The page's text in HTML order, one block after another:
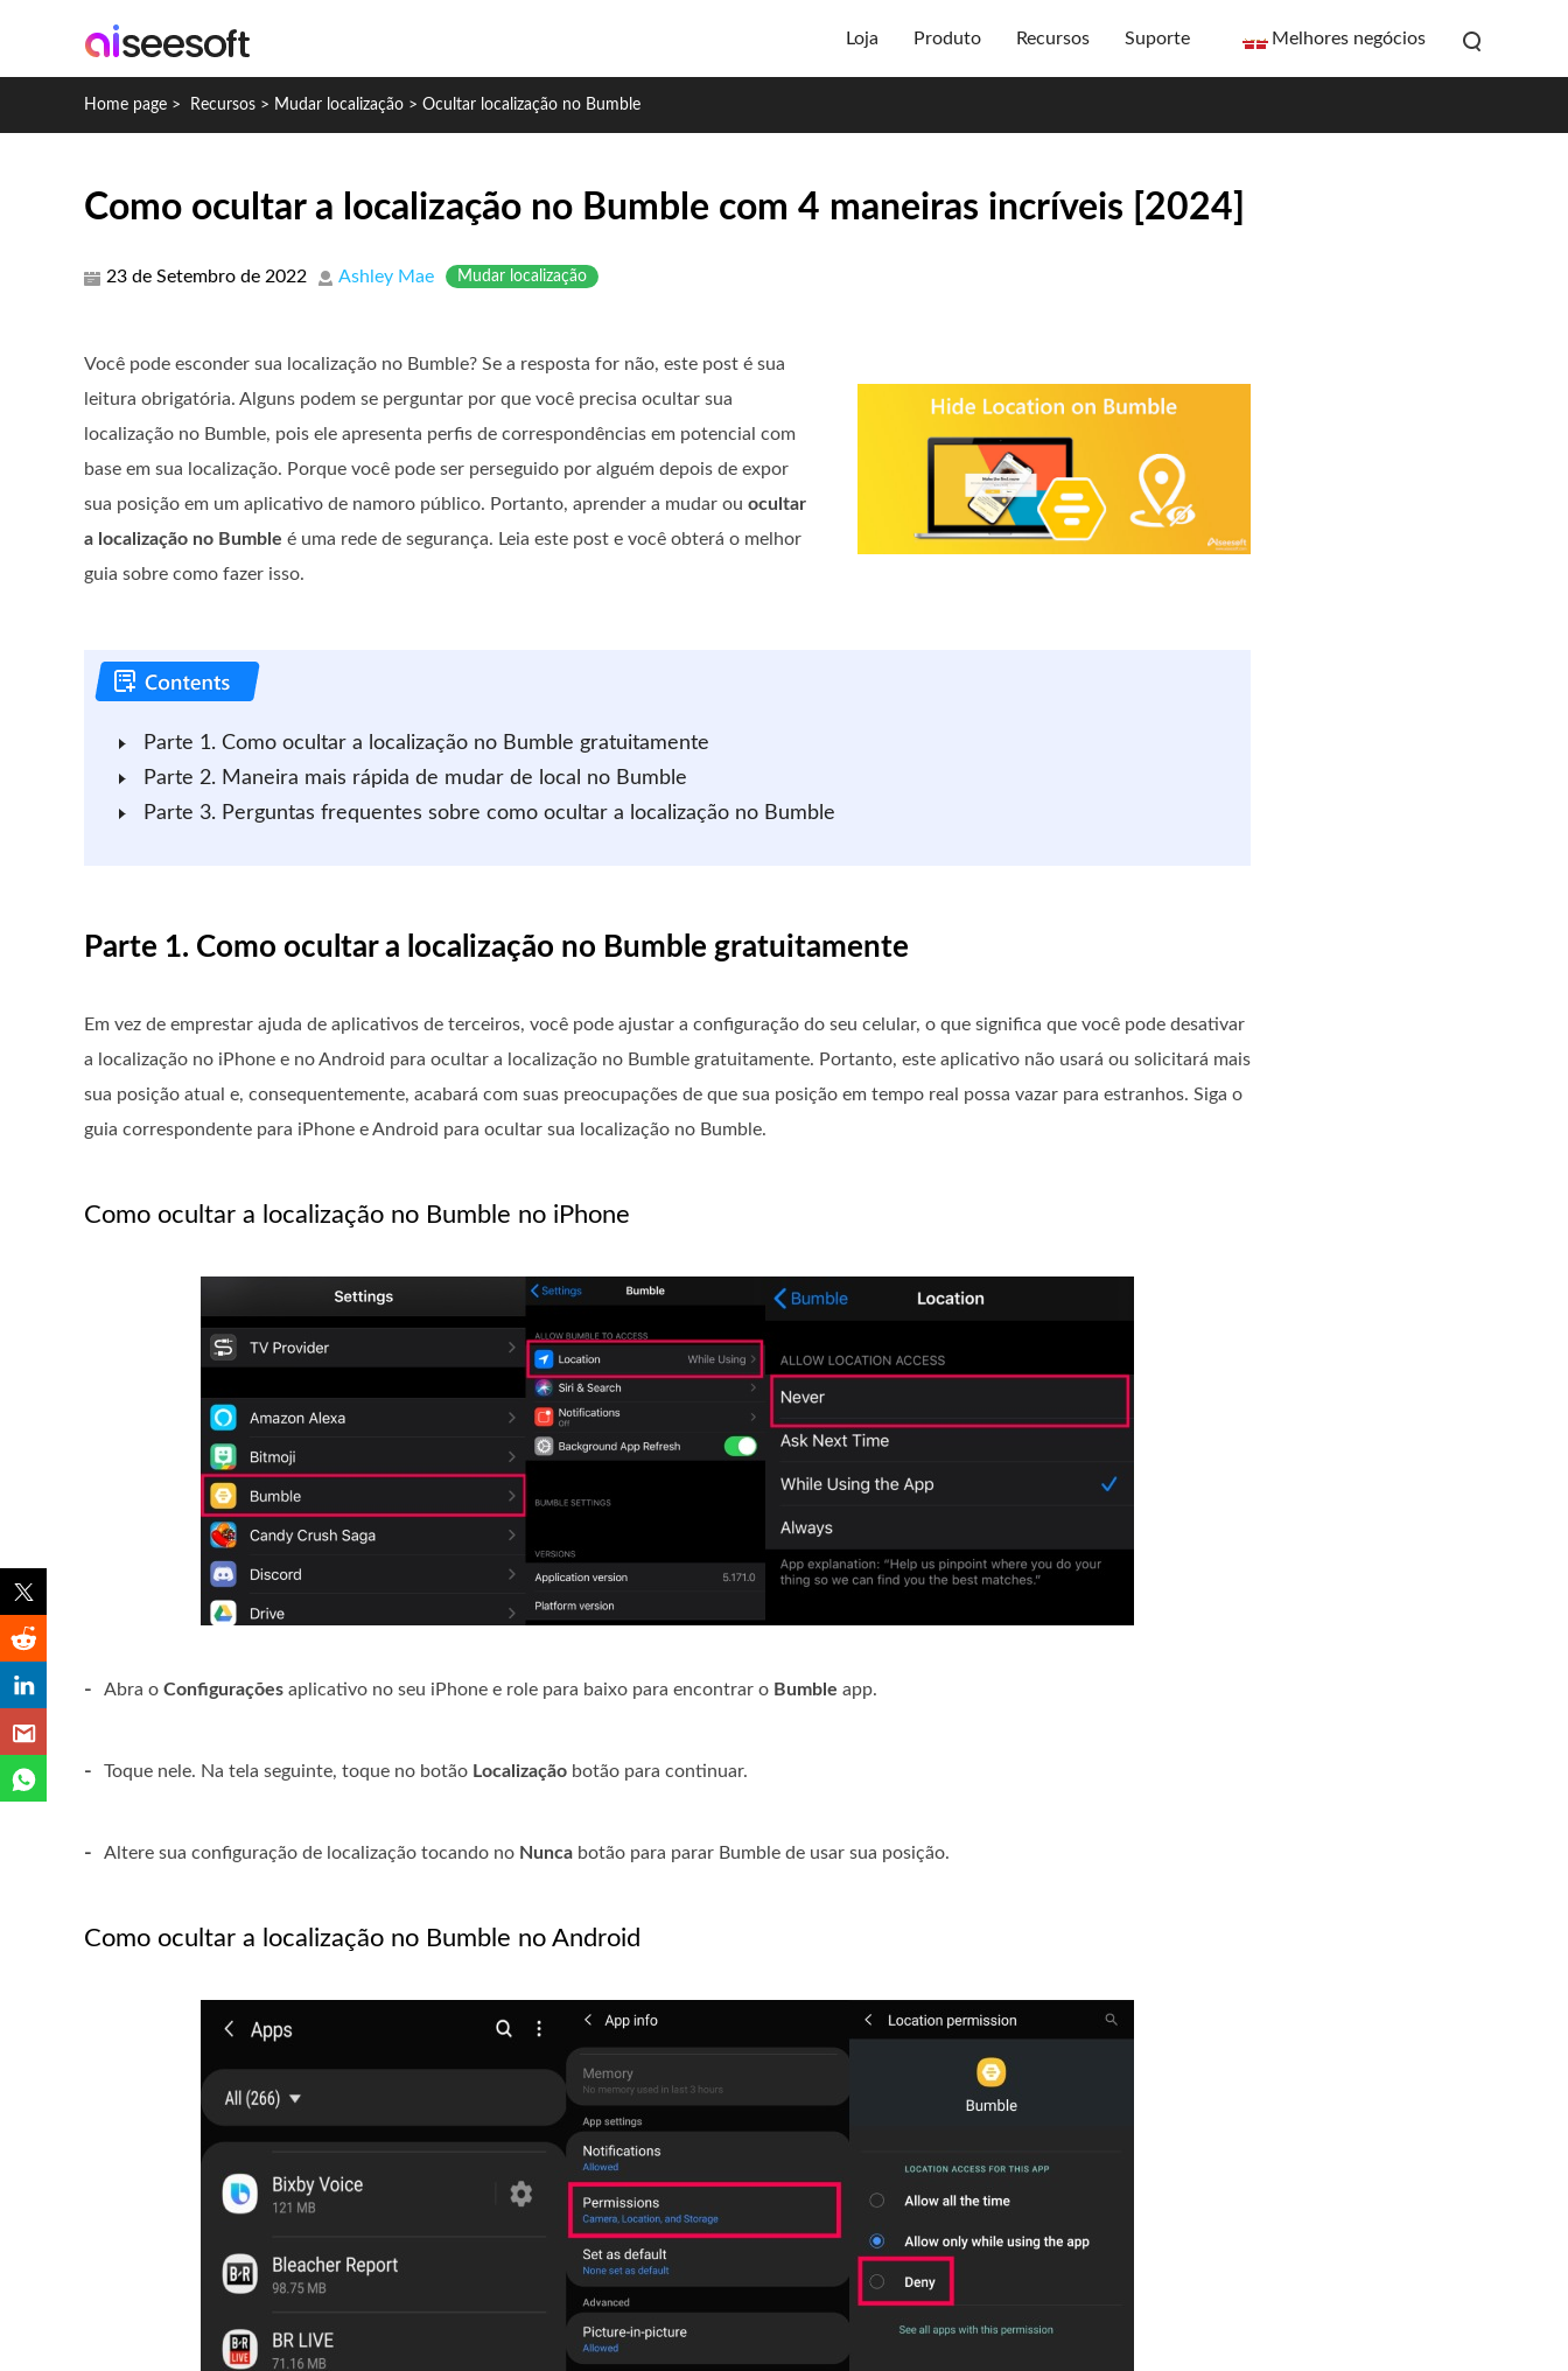
Loja Produto Recursos Suporte Melhores negócios
Home page > Recursos > Mudar localização > Ocultar localização no Bumble
Como ocultar a localização no Bumble com 4 maneiras incríveis [2024]
23 de Setembro de 2022 Ashley Mae Mudar localização
Você pode esconder sua localização no Bumble? Se a resposta for não, este post é sua
leitura obrigatória. Alguns podem se perguntar por que você precisa ocultar sua
localização no Bumble, pois ele apresenta perfis de correspondências em potencial com
base em sua localização. Porque você pode ser perseguido por alguém depois de expor
sua posição em um aplicativo de namoro público. Portanto, aprender a mudar ou ocultar
a localização no Bumble é uma rede de segurança. Leia este post e você obterá o melhor
guia sobre como fazer isso.
Parte 1. Como ocultar a localização no Bumble gratuitamente
Parte 2. Maneira mais rápida de mudar de local no Bumble
Parte 3. Perguntas frequentes sobre como ocultar a localização no Bumble
Parte 1. Como ocultar a localização no Bumble gratuitamente
Em vez de emprestar ajuda de aplicativos de terceiros, você pode ajustar a configuração do seu celular, o que significa que você pode desativar
a localização no iPhone e no Android para ocultar a localização no Bumble gratuitamente. Portanto, este aplicativo não usará ou solicitará mais
sua posição atual e, consequentemente, acabará com suas preocupações de que sua posição em tempo real possa vazar para estranhos. Siga o
guia correspondente para iPhone e Android para ocultar sua localização no Bumble.
Como ocultar a localização no Bumble no iPhone
- Abra o Configurações aplicativo no seu iPhone e role para baixo para encontrar o Bumble app.
- Toque nele. Na tela seguinte, toque no botão Localização botão para continuar.
- Altere sua configuração de localização tocando no Nunca botão para parar Bumble de usar sua posição.
Como ocultar a localização no Bumble no Android